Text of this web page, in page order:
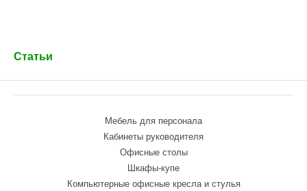
Статьи
Мебель для персонала
Кабинеты руководителя
Офисные столы
Шкафы-купе
Компьютерные офисные кресла и стулья